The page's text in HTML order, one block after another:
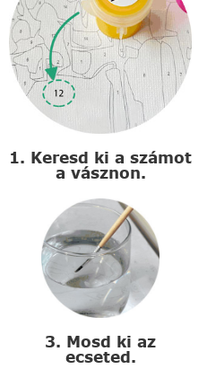
1. Keresd ki a számot
a vásznon.
3. Mosd ki az
ecseted.